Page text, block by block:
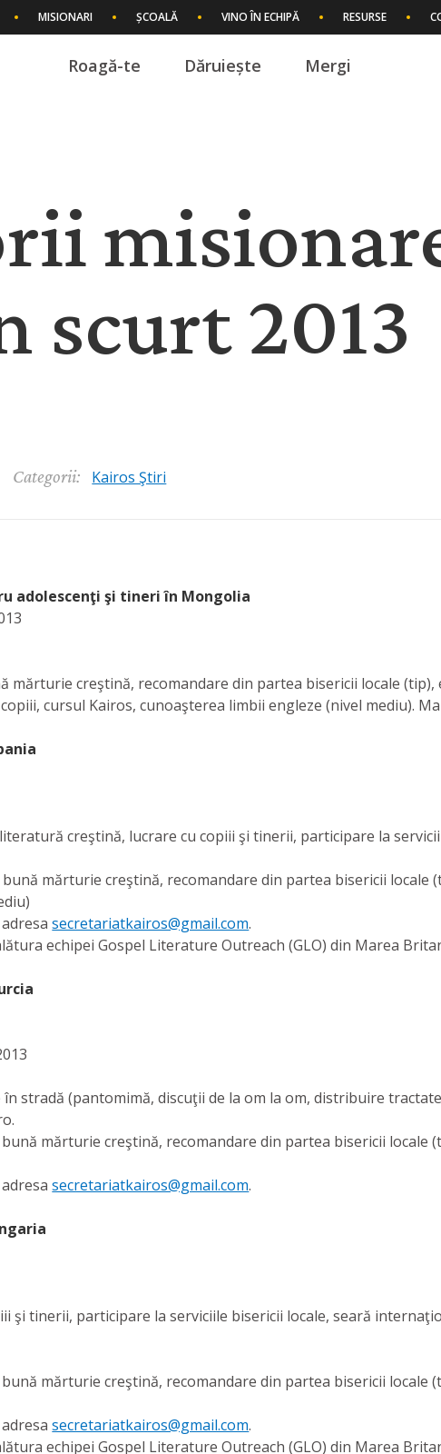
MISIONARI ȘCOALĂ VINO ÎN ECHIPĂ RESURSE
Roagă-te Dăruiește Mergi
scurt 2013
Categorii: Kairos Ştiri
adolescenţi şi tineri în Mongolia
mărturie creştină, recomandare din partea bisericii locale
cursul Kairos, cunoaşterea limbii engleze (nivel mediu).
creştină, lucrare cu copiii şi tinerii, participare la
mărturie creştină, recomandare din partea bisericii locale
adresasecretariatkairos@gmail.com.
echipei Gospel Literature Outreach (GLO) din Marea
în stradă (pantomimă, discuţii de la om la om, distribuire
mărturie creştină, recomandare din partea bisericii locale
adresasecretariatkairos@gmail.com.
şi tinerii, participare la serviciile bisericii locale, seară
mărturie creştină, recomandare din partea bisericii locale
adresasecretariatkairos@gmail.com.
echipei Gospel Literature Outreach (GLO) din Marea